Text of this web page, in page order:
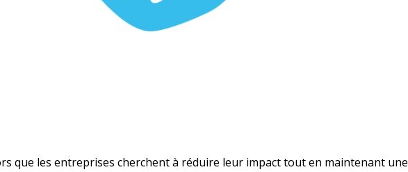
que les entreprises cherchent à réduire leur impact tout en maintenant une